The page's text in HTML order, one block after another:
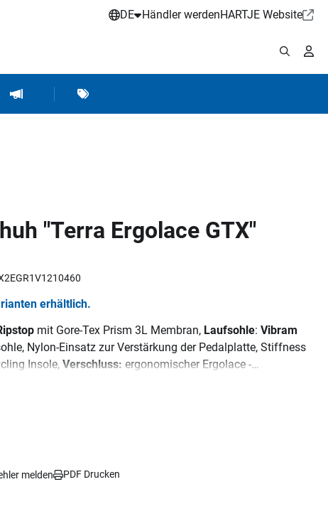
DE Händler werdenHARTJE Website
Werkstattausrüstung
Hartje MarketingMarken
"Terra Ergolace GTX"
erhältlich.
mit Gore-Tex Prism 3L Membran, Laufsohle: Vibram
Nylon-Einsatz zur Verstärkung der Pedalplatte, Stiffness
Insole, Verschluss: ergonomischer Ergolace -
melden PDF Drucken